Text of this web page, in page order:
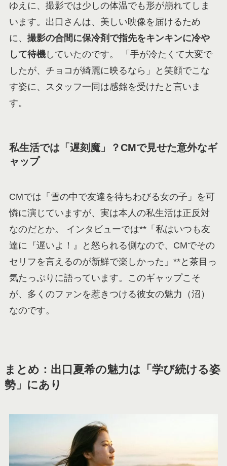
ゆえに、撮影では少しの体温でも形が崩れてしま
います。出口さんは、美しい映像を届けるため
に、 撮影の合間に保冷剤で指先をキンキンに冷や
して待機していたのです。 「手が冷たくて大変で
したが、チョコが綺麗に映るなら」と笑顔でこな
す姿に、スタッフ一同は感銘を受けたと言いま
す。
私生活では「遅刻魔」？CMで見せた意外なギ
ャップ
CMでは「雪の中で友達を待ちわびる女の子」を可
憐に演じていますが、実は本人の私生活は正反対
なのだとか。 インタビューでは**「私はいつも友
達に『遅いよ！』と怒られる側なので、CMでその
セリフを言えるのが新鮮で楽しかった」**と茶目っ
気たっぷりに語っています。このギャップこそ
が、多くのファンを惹きつける彼女の魅力（沼）
なのです。
まとめ：出口夏希の魅力は「学び続ける姿
勢」にあり